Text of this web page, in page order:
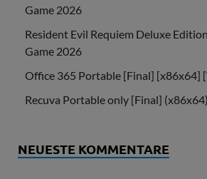
Game 2026
Resident Evil Requiem Deluxe
Game 2026
Office 365 Portable [Final] [x86x64]
Recuva Portable only [Final]
NEUESTE KOMMENTARE